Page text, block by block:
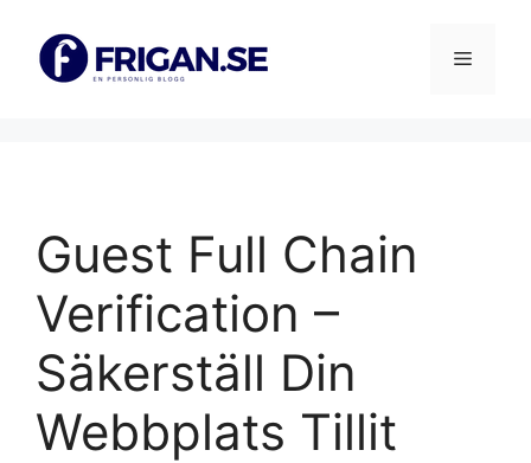
innehåll
Meny
Guest Full Chain
Verification –
Säkerställ Din
Webbplats Tillit